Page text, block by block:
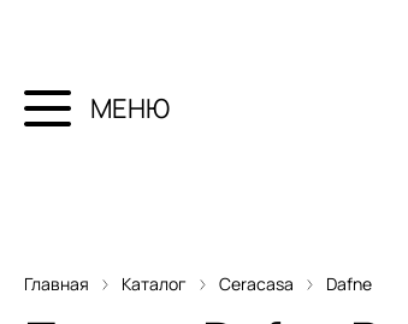
МЕНЮ
Главная Каталог Ceracasa Dafne